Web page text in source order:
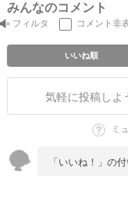
みんなのコメント
フィルタ コメント非
いいね順
ミ
「いいね！」の